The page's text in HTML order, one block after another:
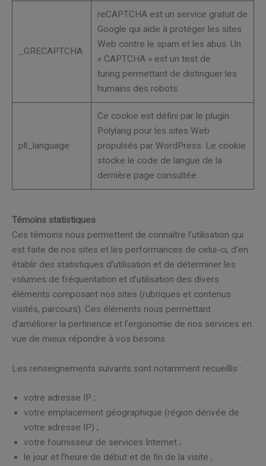
_GRECAPTCHA
reCAPTCHA est un service gratuit de
Google qui aide à protéger les sites
Web contre le spam et les abus. Un
« CAPTCHA » est un test de
turing permettant de distinguer les
humains des robots.
pll_language
Ce cookie est défini par le plugin
Polylang pour les sites Web
propulsés par WordPress. Le cookie
stocke le code de langue de la
dernière page consultée.
Témoins statistiques
Ces témoins nous permettent de connaître l’utilisation qui
est faite de nos sites et les performances de celui-ci, d’en
établir des statistiques d’utilisation et de déterminer les
volumes de fréquentation et d’utilisation des divers
éléments composant nos sites (rubriques et contenus
visités, parcours). Ces éléments nous permettant
d’améliorer la pertinence et l’ergonomie de nos services en
vue de mieux répondre à vos besoins.
Les renseignements suivants sont notamment recueillis :
votre adresse IP ;
votre emplacement géographique (région dérivée de
votre adresse IP) ;
votre fournisseur de services Internet ;
le jour et l’heure de début et de fin de la visite ;